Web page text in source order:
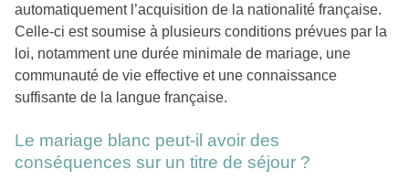
automatiquement l’acquisition de la nationalité française.
Celle-ci est soumise à plusieurs conditions prévues par la
loi, notamment une durée minimale de mariage, une
communauté de vie effective et une connaissance
suffisante de la langue française.
Le mariage blanc peut-il avoir des
conséquences sur un titre de séjour ?